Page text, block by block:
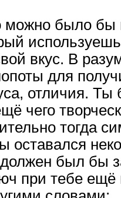
можно было бы
вкус. В
для
отличия. Ты
чего
тогда
оставался
был бы
при тебе ещё